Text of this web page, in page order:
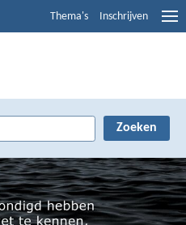
Thema's Inschrijven